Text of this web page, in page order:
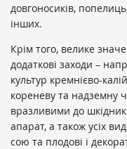
довгоносиків,
інших.
Крім того, велике
додаткові заходи –
культур кремнієво-
кореневу та надземну
вразливими до
апарат, а також усіх
сою та плодові і